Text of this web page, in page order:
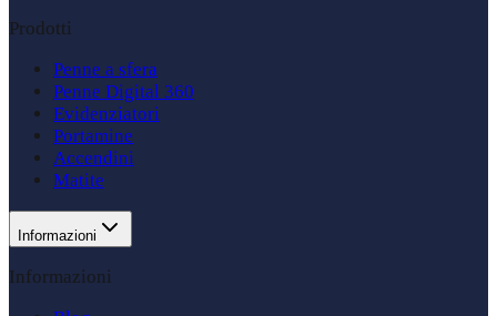
Prodotti
Penne a sfera
Penne Digital 360
Evidenziatori
Portamine
Accendini
Matite
Informazioni
Informazioni